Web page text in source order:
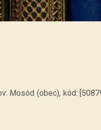
Mosód (obec), kód: